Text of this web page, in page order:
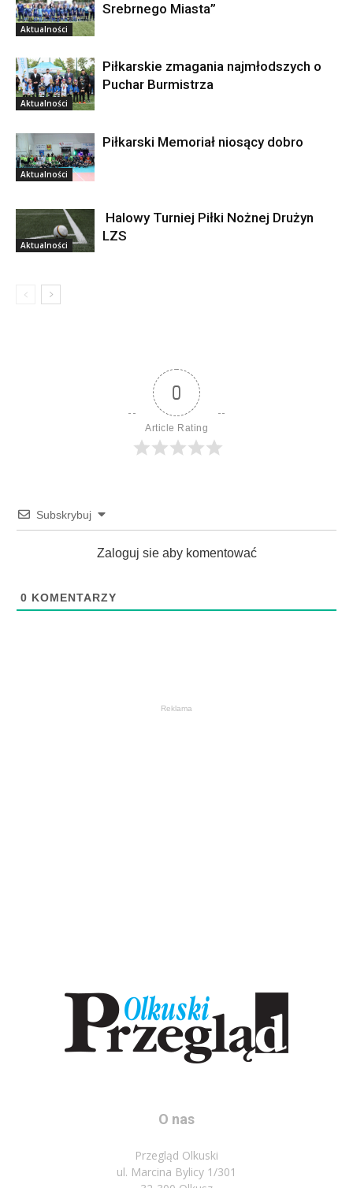
Aktualności
Srebrnego Miasta”
Aktualności
Piłkarskie zmagania najmłodszych o
Puchar Burmistrza
Aktualności
Piłkarski Memoriał niosący dobro
Aktualności
Halowy Turniej Piłki Nożnej Drużyn
LZS
0
Article Rating
Subskrybuj
Zaloguj sie aby komentować
0 KOMENTARZY
Reklama
O nas
Przegląd Olkuski
ul. Marcina Bylicy 1/301